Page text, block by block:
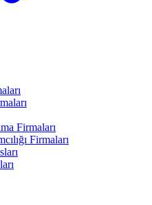
Firmaları
Firmaları